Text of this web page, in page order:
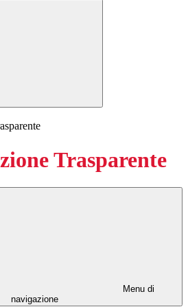
Trasparente
Menu di
navigazione